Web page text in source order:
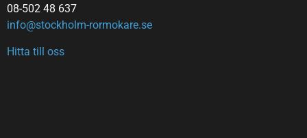
08-502 48 637
info@stockholm-rormokare.se
Hitta till oss